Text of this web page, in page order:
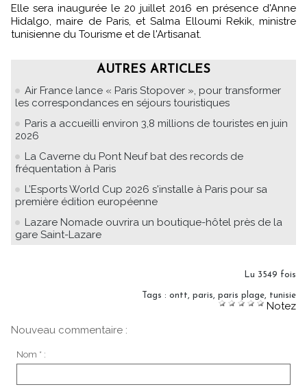
Elle sera inaugurée le 20 juillet 2016 en présence d'Anne
Hidalgo, maire de Paris, et Salma Elloumi Rekik, ministre
tunisienne du Tourisme et de l'Artisanat.
AUTRES ARTICLES
Air France lance « Paris Stopover », pour transformer
les correspondances en séjours touristiques
Paris a accueilli environ 3,8 millions de touristes en juin
2026
La Caverne du Pont Neuf bat des records de
fréquentation à Paris
L’Esports World Cup 2026 s'installe à Paris pour sa
première édition européenne
Lazare Nomade ouvrira un boutique-hôtel près de la
gare Saint-Lazare
Lu 3549 fois
Tags : ontt, paris, paris plage, tunisie
Notez
Nouveau commentaire :
Nom * :